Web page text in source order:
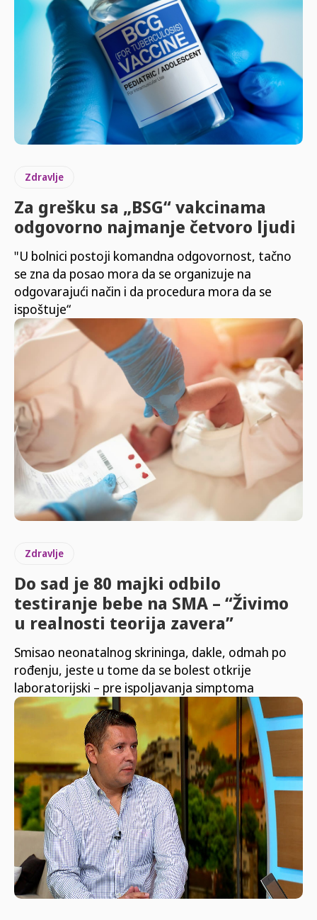
Zdravlje
Za grešku sa „BSG“ vakcinama
odgovorno najmanje četvoro ljudi
"U bolnici postoji komandna odgovornost, tačno
se zna da posao mora da se organizuje na
odgovarajući način i da procedura mora da se
ispoštuje“
Zdravlje
Do sad je 80 majki odbilo
testiranje bebe na SMA – “Živimo
u realnosti teorija zavera”
Smisao neonatalnog skrininga, dakle, odmah po
rođenju, jeste u tome da se bolest otkrije
laboratorijski – pre ispoljavanja simptoma